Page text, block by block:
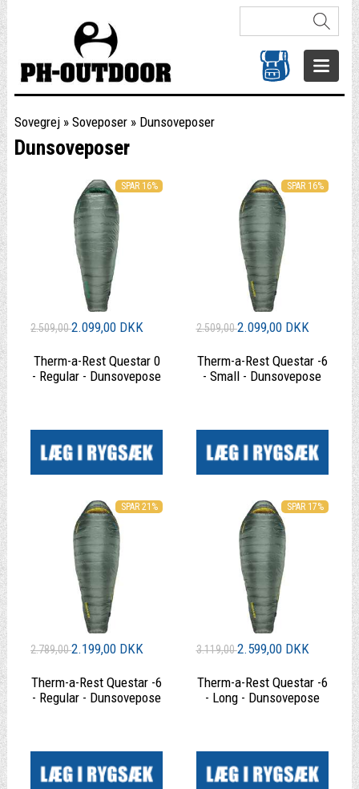
Sovegrej» Soveposer» Dunsoveposer
Dunsoveposer
SPAR 16%
2.509,002.099,00 DKK
Therm-a-Rest Questar 0
- Regular - Dunsovepose
SPAR 16%
2.509,002.099,00 DKK
Therm-a-Rest Questar -6
- Small - Dunsovepose
SPAR 21%
2.789,002.199,00 DKK
Therm-a-Rest Questar -6
- Regular - Dunsovepose
SPAR 17%
3.119,002.599,00 DKK
Therm-a-Rest Questar -6
- Long - Dunsovepose